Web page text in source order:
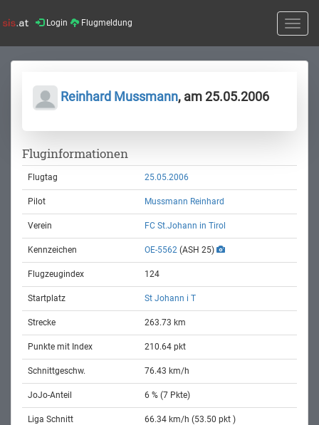
Login Flugmeldung
Toggle
Reinhard Mussmann, am 25.05.2006
Fluginformationen
Flugtag 25.05.2006
Pilot Mussmann Reinhard
Verein FC St.Johann in Tirol
Kennzeichen OE-5562 (ASH 25)
Flugzeugindex 124
Startplatz St Johann i T
Strecke 263.73 km
Punkte mit Index 210.64 pkt
Schnittgeschw. 76.43 km/h
JoJo-Anteil 6 % (7 Pkte)
Liga Schnitt 66.34 km/h (53.50 pkt )